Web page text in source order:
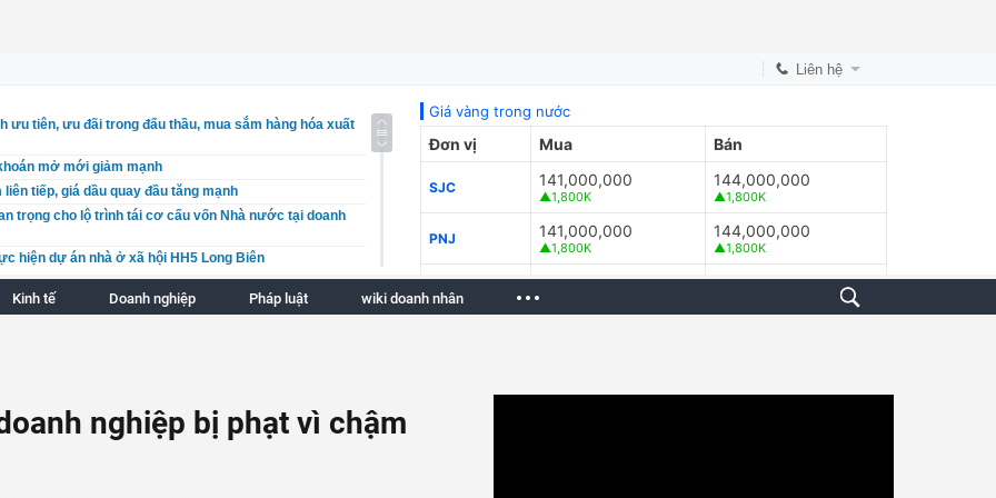
Liên hệ
ưu tiên, ưu đãi trong đấu thầu, mua sắm hàng hóa xuất
mở mới giảm mạnh
liên tiếp, giá dầu quay đầu tăng mạnh
trọng cho lộ trình tái cơ cấu vốn Nhà nước tại doanh
hiện dự án nhà ở xã hội HH5 Long Biên
xuất cảnh với người nộp thuế không hoạt động tại địa
cầu xác minh thông tin villa, homstay ‘mọc\’ trong rừng
nhiều hãng xe lớn, doanh nghiệp bị phát hiện hơn
Kinh tế Doanh nghiệp Pháp luật wiki doanh nhân
nghiệp bị phạt vì chậm